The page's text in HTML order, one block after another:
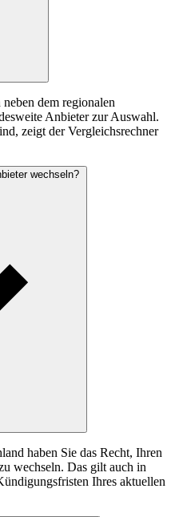
dem regionalen
Anbieter zur Auswahl.
zeigt der Vergleichsrechner
wechseln?
haben Sie das Recht, Ihren
wechseln. Das gilt auch in
Ihres aktuellen